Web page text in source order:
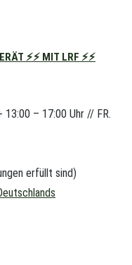
⚡⚡ MIT LRF ⚡⚡
13:00 – 17:00 Uhr // FR.
erfüllt sind)